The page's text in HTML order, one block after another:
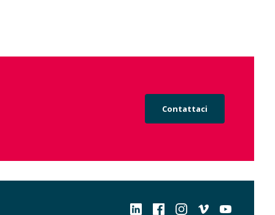
Contattaci
Social